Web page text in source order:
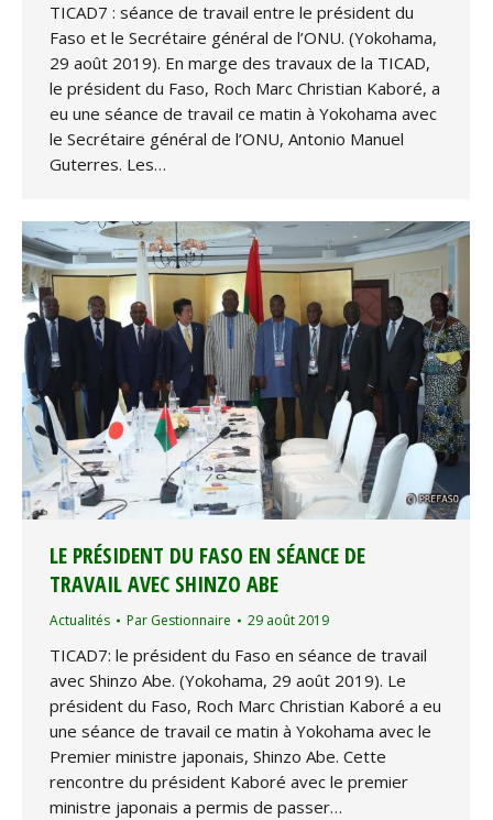
TICAD7 : séance de travail entre le président du
Faso et le Secrétaire général de l’ONU. (Yokohama,
29 août 2019). En marge des travaux de la TICAD,
le président du Faso, Roch Marc Christian Kaboré, a
eu une séance de travail ce matin à Yokohama avec
le Secrétaire général de l’ONU, Antonio Manuel
Guterres. Les…
LE PRÉSIDENT DU FASO EN SÉANCE DE
TRAVAIL AVEC SHINZO ABE
Actualités Par Gestionnaire 29 août 2019
TICAD7: le président du Faso en séance de travail
avec Shinzo Abe. (Yokohama, 29 août 2019). Le
président du Faso, Roch Marc Christian Kaboré a eu
une séance de travail ce matin à Yokohama avec le
Premier ministre japonais, Shinzo Abe. Cette
rencontre du président Kaboré avec le premier
ministre japonais a permis de passer…